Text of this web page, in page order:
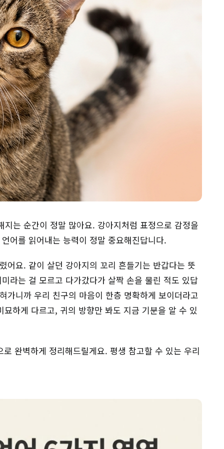
는 순간이 정말 많아요. 강아지처럼 표정으로 감정을
어를 읽어내는 능력이 정말 중요해진답니다.
어요. 같이 살던 강아지의 꼬리 흔들기는 반갑다는 뜻
라는 걸 모르고 다가갔다가 살짝 손을 물린 적도 있답
가니까 우리 친구의 마음이 한층 명확하게 보이더라고
하게 다르고, 귀의 방향만 봐도 지금 기분을 알 수 있
완벽하게 정리해드릴게요. 평생 참고할 수 있는 우리